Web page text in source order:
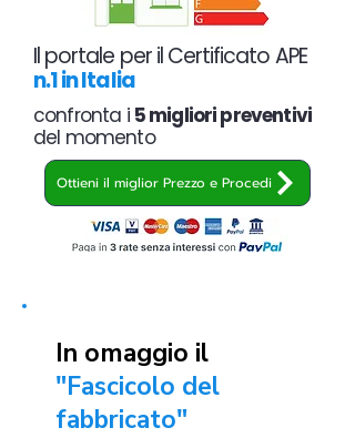
Il portale per il Certificato APE
n.1 in Italia
confronta i 5 migliori preventivi
del momento
Ottieni il miglior Prezzo e Procedi
In omaggio il
"Fascicolo del
fabbricato"